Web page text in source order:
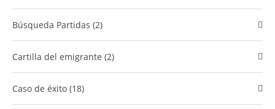
Búsqueda Partidas (2)
cartilla del emigrante (2)
caso de éxito (18)